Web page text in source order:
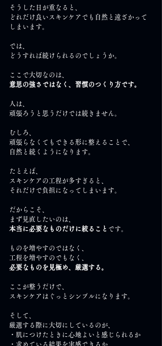
そうした日が重なると、
どれだけ良いスキンケアでも自然と遠ざかって
しまいます。
では、
どうすれば続けられるのでしょうか。
ここで大切なのは、
意思の強さではなく、習慣のつくり方です。
人は、
頑張ろうと思うだけでは続きません。
むしろ、
頑張らなくてもできる形に整えることで、
自然と続くようになります。
たとえば、
スキンケアの工程が多すぎると、
それだけで負担になってしまいます。
だからこそ、
まず見直したいのは、
本当に必要なものだけに絞ること です。
ものを増やすのではなく、
工程を増やすのでもなく、
必要なものを見極め、厳選する。
ここが整うだけで、
スキンケアはぐっとシンプルになります。
そして、
厳選する際に大切にしているのが、
・肌につけたときに心地よいと感じられるか
・求めている結果を実感できるか